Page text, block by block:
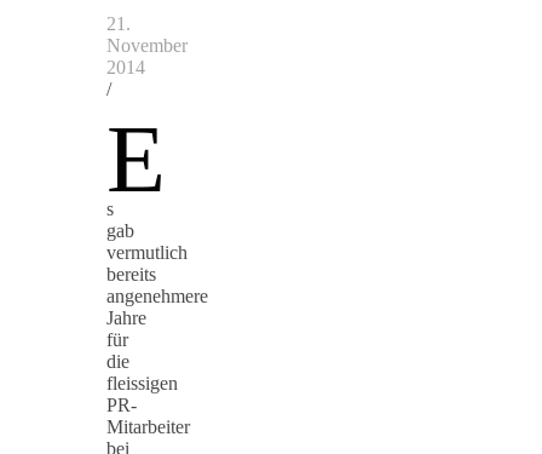
21.
November
2014
/
E
s
gab
vermutlich
bereits
angenehmere
Jahre
für
die
fleissigen
PR-
Mitarbeiter
bei